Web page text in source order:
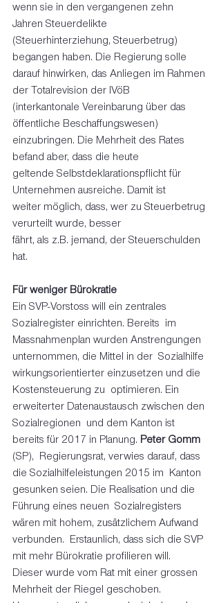
wenn sie in den vergangenen zehn
Jahren Steuerdelikte
(Steuerhinterziehung, Steuerbetrug)
begangen haben. Die Regierung solle
darauf hinwirken, das Anliegen im Rahmen
der Totalrevision der IVöB
(interkantonale Vereinbarung über das
öffentliche Beschaffungswesen)
einzubringen. Die Mehrheit des Rates
befand aber, dass die heute
geltende Selbstdeklarationspflicht für
Unternehmen ausreiche. Damit ist
weiter möglich, dass, wer zu Steuerbetrug
verurteilt wurde, besser
fährt, als z.B. jemand, der Steuerschulden
hat.
Für weniger Bürokratie
Ein SVP-Vorstoss will ein zentrales
Sozialregister einrichten. Bereits  im
Massnahmenplan wurden Anstrengungen
unternommen, die Mittel in der  Sozialhilfe
wirkungsorientierter einzusetzen und die
Kostensteuerung zu  optimieren. Ein
erweiterter Datenaustausch zwischen den
Sozialregionen  und dem Kanton ist
bereits für 2017 in Planung. Peter Gomm
(SP),  Regierungsrat, verwies darauf, dass
die Sozialhilfeleistungen 2015 im  Kanton
gesunken seien. Die Realisation und die
Führung eines neuen  Sozialregisters
wären mit hohem, zusätzlichem Aufwand
verbunden.  Erstaunlich, dass sich die SVP
mit mehr Bürokratie profilieren will.
Dieser wurde vom Rat mit einer grossen
Mehrheit der Riegel geschoben.